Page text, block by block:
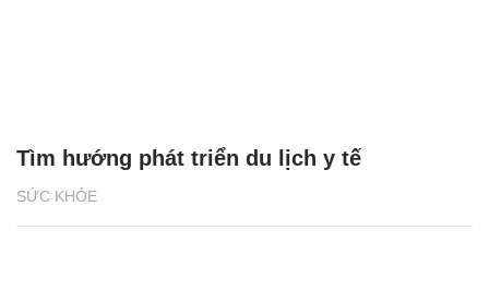
SỨC KHỎE
Tìm hướng phát triển du lịch y tế